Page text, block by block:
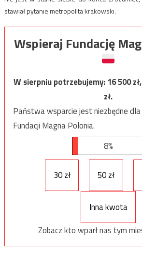
stawiał pytanie metropolita krakowski.
Wspieraj Fundację
W sierpniu potrzebujemy:16 500
zł.
Państwa wsparcie jest niezbędne
Fundacji Magna Polonia.
8%
30 zł 50 zł
Inna kwota
Zobacz kto wparł nas tym